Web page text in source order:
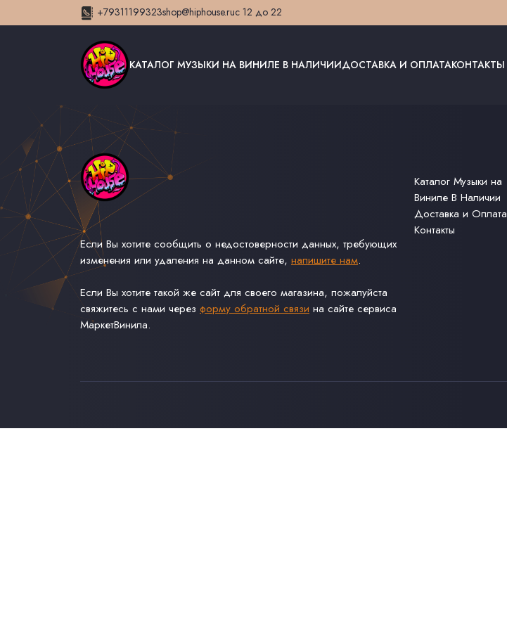
+79311199323shop@hiphouse.ruс 12 до 22
КАТАЛОГ МУЗЫКИ НА ВИНИЛЕ В НАЛИЧИИДОСТАВКА И ОПЛАТАКОНТАКТЫ
Если Вы хотите сообщить о недостоверности данных, требующих
изменения или удаления на данном сайте, напишите нам.
Если Вы хотите такой же сайт для своего магазина, пожалуйста
свяжитесь с нами через форму обратной связи на сайте сервиса
МаркетВинила.
Каталог Музыки на
Виниле В Наличии
Доставка и Оплата
Контакты